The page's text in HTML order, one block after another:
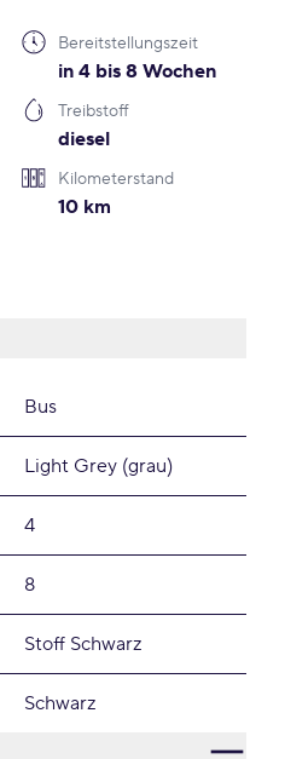
Bereitstellungszeit
in 4 bis 8 Wochen
Treibstoff
diesel
Kilometerstand
10 km
Bus
Light Grey (grau)
4
8
Stoff Schwarz
Schwarz